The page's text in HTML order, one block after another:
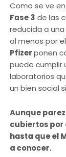
Como se ve
Fase 3 de las
reducida a
al menos por
Pfizerponen
puede cumplir
laboratorios
un bien social
Aunque
cubiertos
hasta que el
a conocer.